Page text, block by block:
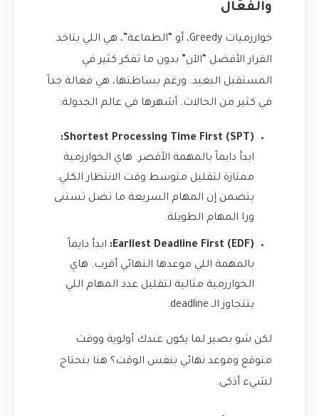
والفعّال
خوارزميات Greedy، أو “الطماعة”، هي اللي بتاخد
القرار الأفضل “الآن” بدون ما تفكر كثير في
المستقبل البعيد. ورغم بساطتها، هي فعالة جداً
في كثير من الحالات. أشهرها في عالم الجدولة:
Shortest Processing Time First (SPT):
ابدأ دايماً بالمهمة الأقصر. هاي الخوارزمية
ممتازة لتقليل متوسط وقت الانتظار الكلي.
بتضمن إن المهام السريعة ما تضل تستنى
ورا المهام الطويلة.
Earliest Deadline First (EDF):
ابدأ دايماً
بالمهمة اللي موعدها النهائي أقرب. هاي
الخوارزمية مثالية لتقليل عدد المهام اللي
بتتجاوز الـ deadline.
لكن شو بصير لما يكون عندك أولوية ووقت
متوقع وموعد نهائي بنفس الوقت؟ هنا بنحتاج
لشيء أذكى.